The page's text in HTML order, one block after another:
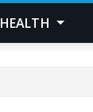
HEALTH